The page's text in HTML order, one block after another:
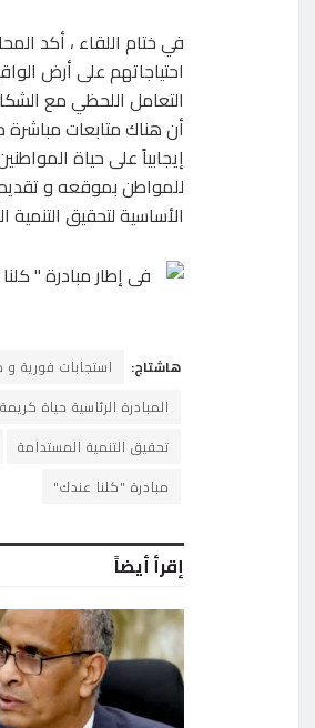
في ختام اللقاء ، أكد
احتياجاتهم على أرض
التعامل اللحظي مع
أن هناك متابعات مباشرة
إيجابياً على حياة
للمواطن بموقعه و
الأساسية لتحقيق التنمية
هاشتاج: استجابات فورية
المبادرة الرئاسية حياة كريمة
تحقيق التنمية المستدامة
مبادرة "كلنا عندك"
إقرأ أيضاً